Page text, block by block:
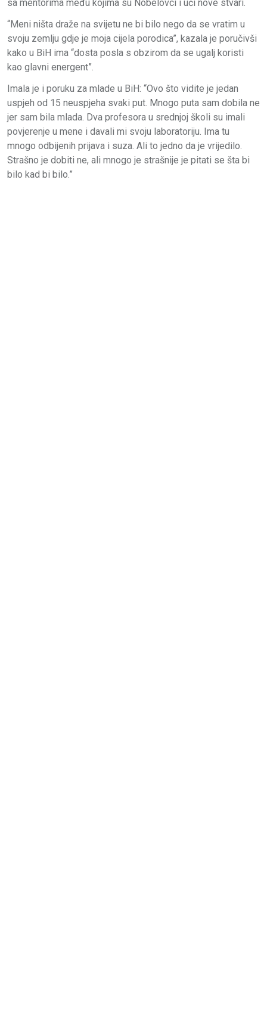
sa mentorima među kojima su Nobelovci i uči nove stvari.
“Meni ništa draže na svijetu ne bi bilo nego da se vratim u
svoju zemlju gdje je moja cijela porodica”, kazala je poručivši
kako u BiH ima “dosta posla s obzirom da se ugalj koristi
kao glavni energent”.
Imala je i poruku za mlade u BiH: “Ovo što vidite je jedan
uspjeh od 15 neuspjeha svaki put. Mnogo puta sam dobila ne
jer sam bila mlada. Dva profesora u srednjoj školi su imali
povjerenje u mene i davali mi svoju laboratoriju. Ima tu
mnogo odbijenih prijava i suza. Ali to jedno da je vrijedilo.
Strašno je dobiti ne, ali mnogo je strašnije je pitati se šta bi
bilo kad bi bilo.”